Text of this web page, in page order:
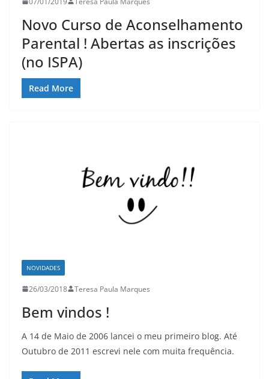
Novo Curso de Aconselhamento
Parental ! Abertas as inscrições
(no ISPA)
Read More
NOVIDADES
26/03/2018 Teresa Paula Marques
Bem vindos !
A 14 de Maio de 2006 lancei o meu primeiro blog. Até
Outubro de 2011 escrevi nele com muita frequência.